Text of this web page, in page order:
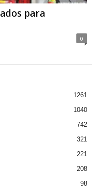
para
0
1261
1040
742
321
221
208
98